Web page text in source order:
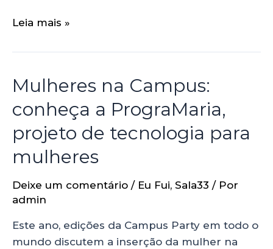
Leia mais »
Mulheres na Campus:
conheça a PrograMaria,
projeto de tecnologia para
mulheres
Deixe um comentário / Eu Fui, Sala33 / Por
admin
Este ano, edições da Campus Party em todo o
mundo discutem a inserção da mulher na